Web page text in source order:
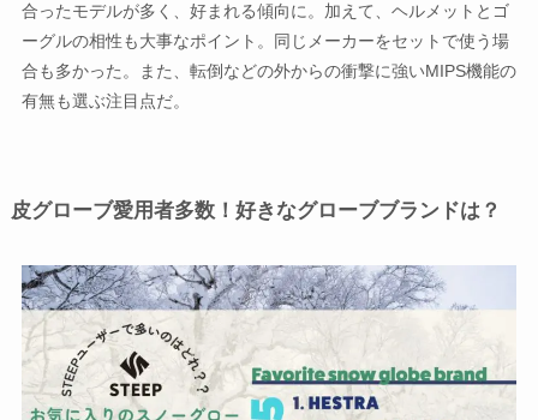
合ったモデルが多く、好まれる傾向に。加えて、ヘルメットとゴ
ーグルの相性も大事なポイント。同じメーカーをセットで使う場
合も多かった。また、転倒などの外からの衝撃に強いMIPS機能の
有無も選ぶ注目点だ。
皮グローブ愛用者多数！好きなグローブブランドは？